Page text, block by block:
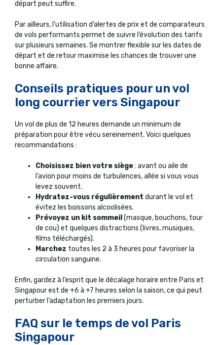
départ peut suffire.
Par ailleurs, l’utilisation d’alertes de prix et de comparateurs
de vols performants permet de suivre l’évolution des tarifs
sur plusieurs semaines. Se montrer flexible sur les dates de
départ et de retour maximise les chances de trouver une
bonne affaire.
Conseils pratiques pour un vol
long courrier vers Singapour
Un vol de plus de 12 heures demande un minimum de
préparation pour être vécu sereinement. Voici quelques
recommandations :
Choisissez bien votre siège: avant ou aile de
l’avion pour moins de turbulences, allée si vous vous
levez souvent.
Hydratez-vous régulièrement durant le vol et
évitez les boissons alcoolisées.
Prévoyez un kit sommeil (masque, bouchons, tour
de cou) et quelques distractions (livres, musiques,
films téléchargés).
Marchez toutes les 2 à 3 heures pour favoriser la
circulation sanguine.
Enfin, gardez à l’esprit que le décalage horaire entre Paris et
Singapour est de +6 à +7 heures selon la saison, ce qui peut
perturber l’adaptation les premiers jours.
FAQ sur le temps de vol Paris
Singapour